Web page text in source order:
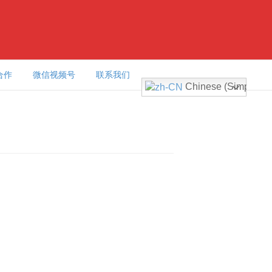
作 微信视频号 联系我们
Chinese